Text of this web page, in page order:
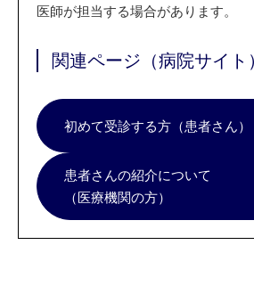
医師が担当する場合があります。
関連ページ（病院サイト
初めて受診する方（患者さん）
患者さんの紹介について
（医療機関の方）